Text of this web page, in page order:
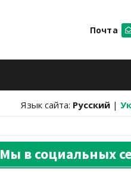
Почта
Язык сайта: Русский |
Мы в социальных